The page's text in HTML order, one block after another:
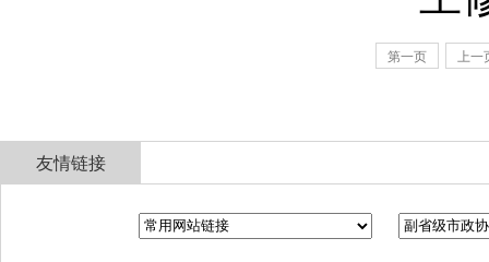
第一页
上一
友情链接